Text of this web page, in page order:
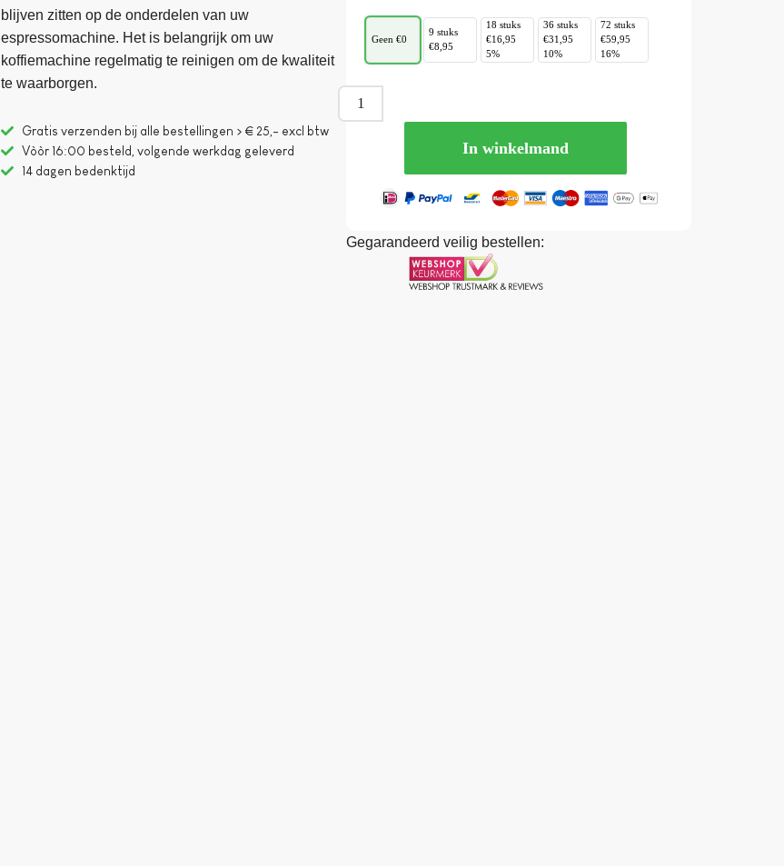
blijven zitten op de onderdelen van uw
espressomachine. Het is belangrijk om uw
koffiemachine regelmatig te reinigen om de kwaliteit
te waarborgen.
Gratis verzenden bij alle bestellingen > € 25,- excl btw
Vòòr 16:00 besteld, volgende werkdag geleverd
14 dagen bedenktijd
Geen €0
9 stuks
€8,95
18 stuks
€16,95
5%
36 stuks
€31,95
10%
72 stuks
€59,95
16%
In winkelmand
Gegarandeerd veilig bestellen: